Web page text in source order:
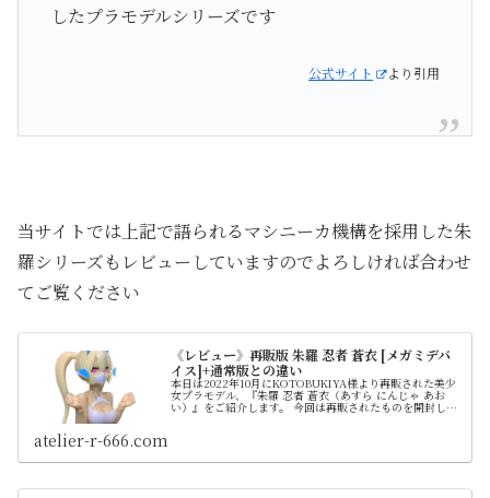
したプラモデルシリーズです
公式サイト より引用
当サイトでは上記で語られるマシニーカ機構を採用した朱
羅シリーズもレビューしていますのでよろしければ合わせ
てご覧ください
《レビュー》再販版 朱羅 忍者 蒼衣 [メガミデバ
イス]+通常版との違い
本日は2022年10月にKOTOBUKIYA様より再販された美少
女プラモデル、『朱羅 忍者 蒼衣（あすら にんじゃ あお
い）』をご紹介します。 今回は再販されたものを開封しま
ってます
atelier-r-666.com